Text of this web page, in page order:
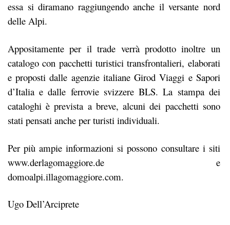
essa si diramano raggiungendo anche il versante nord
delle Alpi.
Appositamente per il trade verrà prodotto inoltre un
catalogo con pacchetti turistici transfrontalieri, elaborati
e proposti dalle agenzie italiane Girod Viaggi e Sapori
d’Italia e dalle ferrovie svizzere BLS. La stampa dei
cataloghi è prevista a breve, alcuni dei pacchetti sono
stati pensati anche per turisti individuali.
Per più ampie informazioni si possono consultare i siti
www.derlagomaggiore.de e
domoalpi.illagomaggiore.com.
Ugo Dell’Arciprete